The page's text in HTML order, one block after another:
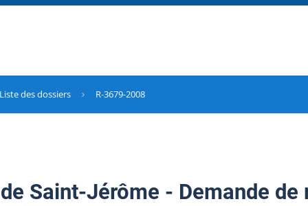
Liste des dossiers R-3679-2008
Saint-Jérôme - Demande